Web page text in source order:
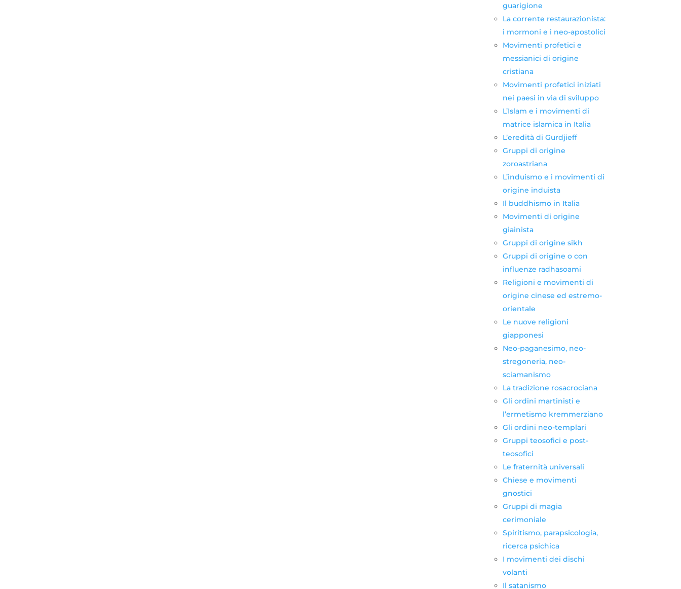
guarigione
La corrente restaurazionista:
i mormoni e i neo-apostolici
Movimenti profetici e
messianici di origine
cristiana
Movimenti profetici iniziati
nei paesi in via di sviluppo
L’Islam e i movimenti di
matrice islamica in Italia
L’eredità di Gurdjieff
Gruppi di origine
zoroastriana
L’induismo e i movimenti di
origine induista
Il buddhismo in Italia
Movimenti di origine
giainista
Gruppi di origine sikh
Gruppi di origine o con
influenze radhasoami
Religioni e movimenti di
origine cinese ed estremo-
orientale
Le nuove religioni
giapponesi
Neo-paganesimo, neo-
stregoneria, neo-
sciamanismo
La tradizione rosacrociana
Gli ordini martinisti e
l’ermetismo kremmerziano
Gli ordini neo-templari
Gruppi teosofici e post-
teosofici
Le fraternità universali
Chiese e movimenti
gnostici
Gruppi di magia
cerimoniale
Spiritismo, parapsicologia,
ricerca psichica
I movimenti dei dischi
volanti
Il satanismo